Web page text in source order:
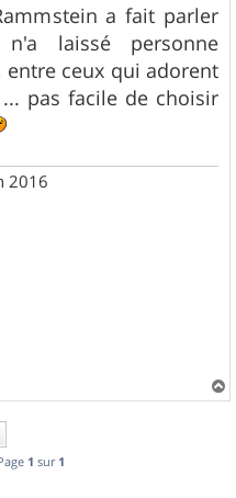
a fait parler
laissé personne
ceux qui adorent
pas facile de choisir
2016
a
1 sur 1